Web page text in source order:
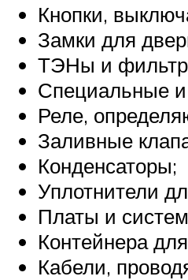
Кнопки,
Замки для
ТЭНы и
Специальные и
Реле,
Заливные
Конденсаторы;
Уплотнители
Платы и
Контейнера
Кабели,